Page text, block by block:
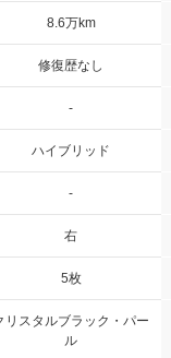
8.6万km
修復歴なし
-
ハイブリッド
-
右
5枚
リスタルブラック・パー
ル